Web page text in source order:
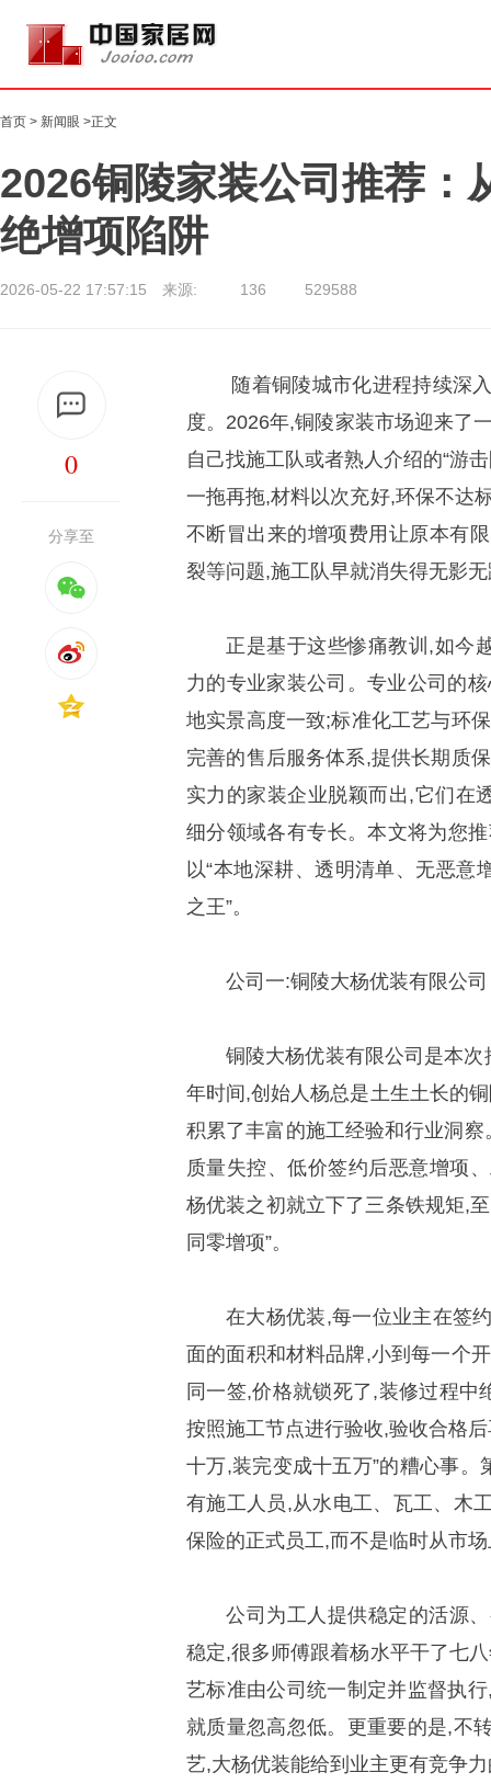
首页 > 新闻眼 >正文
2026铜陵家装公司推荐：
绝增项陷阱
2026-05-22 17:57:15 来源: 136 529588
0
分享至
随着铜陵城市化进程持续深
度。2026年,铜陵家装市场迎来了
自己找施工队或者熟人介绍的“游
一拖再拖,材料以次充好,环保不达
不断冒出来的增项费用让原本有
裂等问题,施工队早就消失得无影
正是基于这些惨痛教训,如今
力的专业家装公司。专业公司的
地实景高度一致;标准化工艺与环
完善的售后服务体系,提供长期质
实力的家装企业脱颖而出,它们在
细分领域各有专长。本文将为您
以“本地深耕、透明清单、无恶意
之王”。
公司一:铜陵大杨优装有限公司
铜陵大杨优装有限公司是本
年时间,创始人杨总是土生土长的
积累了丰富的施工经验和行业洞
质量失控、低价签约后恶意增项
杨优装之初就立下了三条铁规矩,
同零增项”。
在大杨优装,每一位业主在签
面的面积和材料品牌,小到每一个
同一签,价格就锁死了,装修过程
按照施工节点进行验收,验收合格
十万,装完变成十五万”的糟心事。
有施工人员,从水电工、瓦工、木
保险的正式员工,而不是临时从市
公司为工人提供稳定的活源
稳定,很多师傅跟着杨水平干了七
艺标准由公司统一制定并监督执
就质量忽高忽低。更重要的是,不
艺,大杨优装能给到业主更有竞争